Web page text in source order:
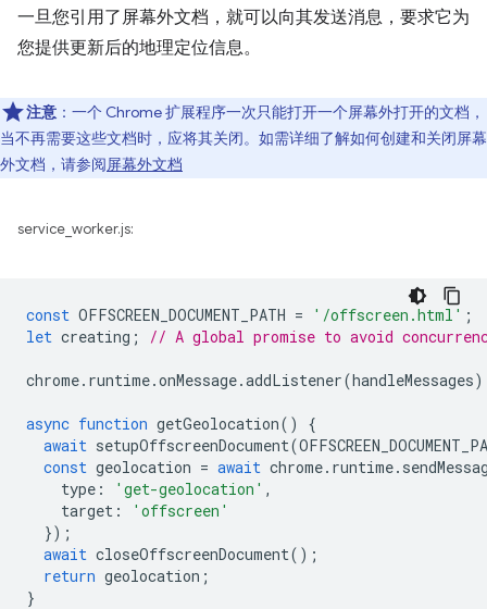
一旦您引用了屏幕外文档，就可以向其发送消息，要求它为
您提供更新后的地理定位信息。
注意 ：一个 Chrome 扩展程序一次只能打开一个屏幕外打开的文档，
当不再需要这些文档时，应将其关闭。如需详细了解如何创建和关闭屏幕
外文档，请参阅屏幕外文档
service_worker.js:
const OFFSCREEN_DOCUMENT_PATH = '/offscreen.html' ;
let creating ; // A global promise to avoid
chrome. runtime.onMessage.addListener(handleMessages
async function getGeolocation()
{
await setupOffscreenDocument(
const geolocation = await chrome. runtime.
type : 'get-geolocation' ,
target :
'offscreen'
});
await closeOffscreenDocument();
return geolocation ;
}